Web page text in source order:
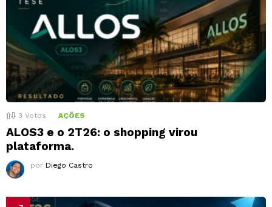
3 Votos AÇÕES
ALOS3 e o 2T26: o shopping virou
plataforma.
por Diego Castro